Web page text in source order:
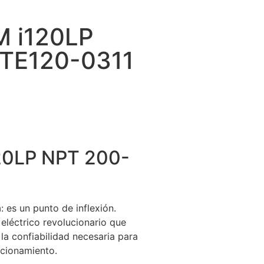
i120LP
0311
NPT 200-
es un punto de inflexión.
revolucionario que
confiabilidad necesaria para